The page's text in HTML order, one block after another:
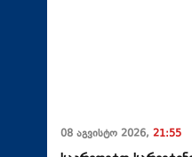
08 აგვისტო 2026, 21:55